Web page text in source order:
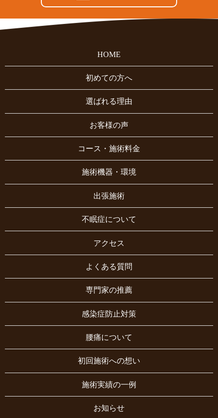
HOME
初めての方へ
選ばれる理由
お客様の声
コース・施術料金
施術機器・環境
出張施術
不眠症について
アクセス
よくある質問
専門家の推薦
感染症防止対策
腰痛について
初回施術への想い
施術実績の一例
お知らせ